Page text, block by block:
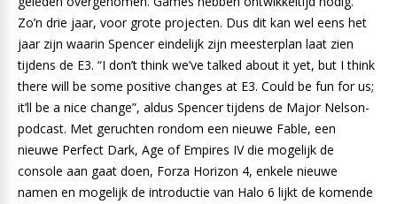
Zo’n drie jaar, voor grote projecten. Dus dit kan wel eens het
jaar zijn waarin Spencer eindelijk zijn meesterplan laat zien
tijdens de E3. “I don’t think we’ve talked about it yet, but I think
there will be some positive changes at E3. Could be fun for us;
it’ll be a nice change”, aldus Spencer tijdens de Major Nelson-
podcast. Met geruchten rondom een nieuwe Fable, een
nieuwe Perfect Dark, Age of Empires IV die mogelijk de
console aan gaat doen, Forza Horizon 4, enkele nieuwe
namen en mogelijk de introductie van Halo 6 lijkt de komende